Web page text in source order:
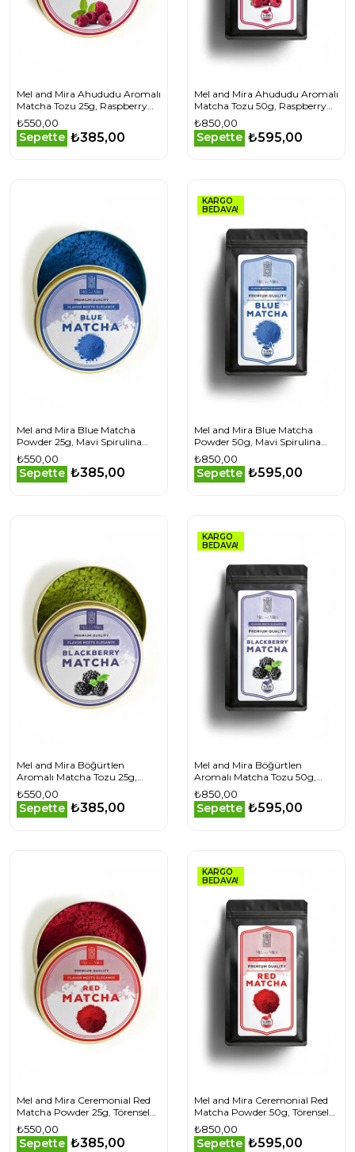
Mel and Mira Ahududu Aromalı
Matcha Tozu 25g, Raspberry
Matcha Powder
₺550,00
Sepette ₺385,00
Mel and Mira Ahududu Aromalı
Matcha Tozu 50g, Raspberry
Matcha Powder
₺850,00
Sepette ₺595,00
Mel and Mira Blue Matcha
Powder 25g, Mavi Spirulina
Superfood Matcha Tozu
₺550,00
Sepette ₺385,00
KARGO
BEDAVA!
Mel and Mira Blue Matcha
Powder 50g, Mavi Spirulina
Superfood Matcha Tozu
₺850,00
Sepette ₺595,00
Mel and Mira Böğürtlen
Aromalı Matcha Tozu 25g,
Berry Matcha Powder
₺550,00
Sepette ₺385,00
KARGO
BEDAVA!
Mel and Mira Böğürtlen
Aromalı Matcha Tozu 50g,
Berry Matcha Powder
₺850,00
Sepette ₺595,00
Mel and Mira Ceremonial Red
Matcha Powder 25g, Törensel
Kırmızı Matcha Tozu Superfood
₺550,00
Sepette ₺385,00
KARGO
BEDAVA!
Mel and Mira Ceremonial Red
Matcha Powder 50g, Törensel
Kırmızı Matcha Tozu Superfood
₺850,00
Sepette ₺595,00